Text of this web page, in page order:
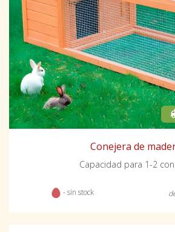
Conejera de
Capacidad para 1-2
- sin stock